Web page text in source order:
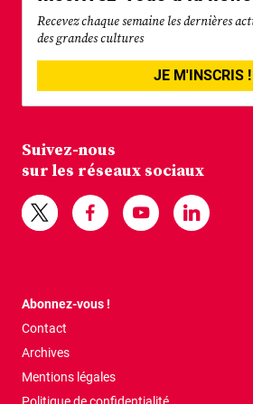
Recevez chaque semaine les dernières
des grandes cultures
JE M'INSCRIS !
Suivez-nous
sur les réseaux sociaux
Abonnez-vous !
Contact
Archives
Mentions légales